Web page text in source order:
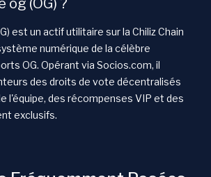
og (OG) ?
est un actif utilitaire sur la Chiliz Chain
numérique de la célèbre
OG. Opérant via Socios.com, il
des droits de vote décentralisés
l'équipe, des récompenses VIP et des
exclusifs.